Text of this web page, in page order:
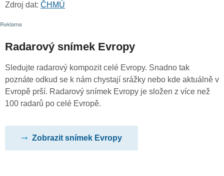
Zdroj dat: ČHMÚ
Radarový snímek Evropy
Sledujte radarový kompozit celé Evropy. Snadno tak
poznáte odkud se k nám chystají srážky nebo kde aktuálně v
Evropě prší. Radarový snímek Evropy je složen z více než
100 radarů po celé Evropě.
Zobrazit snímek Evropy